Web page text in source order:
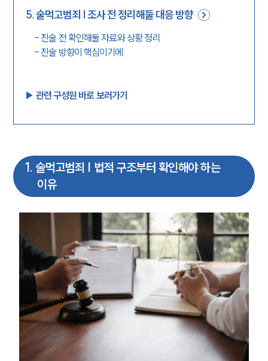
5.술먹고범죄 | 조사 전 정리해둘 대응 방향
- 진술 전 확인해둘 자료와 상황 정리
- 진술 방향이 핵심이기에
▶︎ 관련 구성원 바로 보러가기
1 . 술먹고범죄 | 법적 구조부터 확인해야 하는
이유